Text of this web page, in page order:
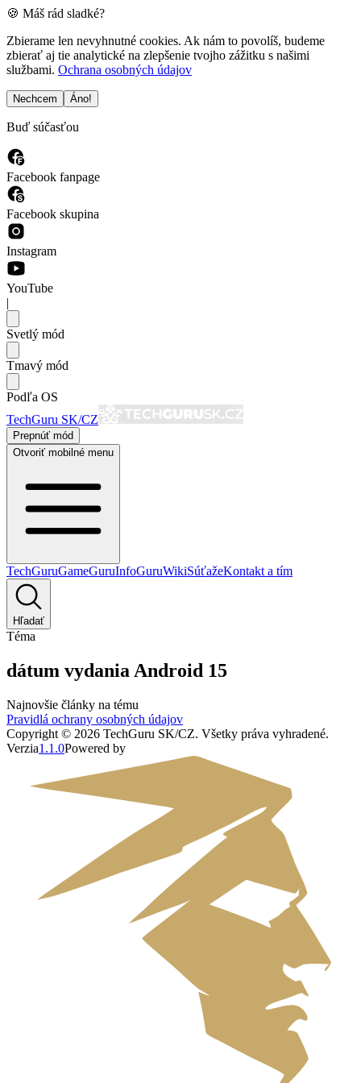
🍪 Máš rád sladké?
Zbierame len nevyhnutné cookies. Ak nám to povolíš, budeme
zbierať aj tie analytické na zlepšenie tvojho zážitku s našimi
službami. Ochrana osobných údajov
Nechcem Áno!
Buď súčasťou
Facebook fanpage
Facebook skupina
Instagram
YouTube
|
Svetlý mód
Tmavý mód
Podľa OS
TechGuru SK/CZ
Prepnúť mód
Otvoriť mobilné menu
TechGuruGameGuruInfoGuruWikiSúťažeKontakt a tím
Hľadať
Téma
dátum vydania Android 15
Najnovšie články na tému
Pravidlá ochrany osobných údajov
Copyright © 2026 TechGuru SK/CZ. Všetky práva vyhradené.
Verzia1.1.0Powered by